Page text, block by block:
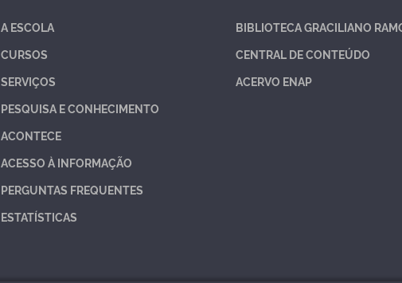
A ESCOLA
CURSOS
SERVIÇOS
PESQUISA E CONHECIMENTO
ACONTECE
ACESSO À INFORMAÇÃO
PERGUNTAS FREQUENTES
ESTATÍSTICAS
BIBLIOTECA GRACILIANO
CENTRAL DE CONTEÚDO
ACERVO ENAP